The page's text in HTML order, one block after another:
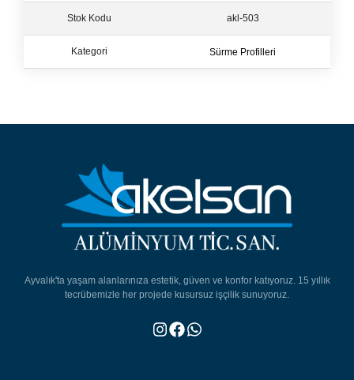
Stok Kodu akl-503
Kategori Sürme Profilleri
Sürme Profilleri
Ayvalık'ta yaşam alanlarınıza estetik, güven ve konfor katıyoruz. 15 yıllık
tecrübemizle her projede kusursuz işçilik sunuyoruz.